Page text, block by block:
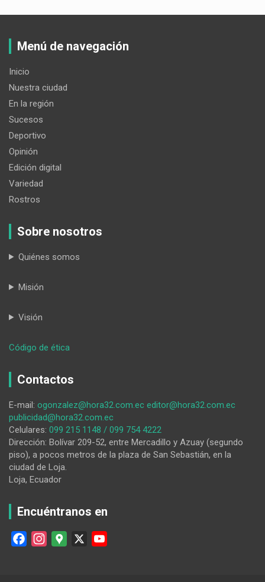
Menú de navegación
Inicio
Nuestra ciudad
En la región
Sucesos
Deportivo
Opinión
Edición digital
Variedad
Rostros
Sobre nosotros
Quiénes somos
Misión
Visión
Código de ética
paltense
cumple
36
años
de
emancipación
Contactos
E-mail: ogonzalez@hora32.com.ec editor@hora32.com.ec
publicidad@hora32.com.ec
Celulares: 099 215 1148 / 099 754 4222
Dirección: Bolívar 209-52, entre Mercadillo y Azuay (segundo
piso), a pocos metros de la plaza de San Sebastián, en la
ciudad de Loja.
Loja, Ecuador
Encuéntranos en